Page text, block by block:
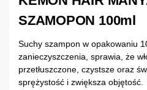
SZAMOPON 100ml
Suchy szampon w opakowaniu
zanieczyszczenia, sprawia, że
przetłuszczone, czystsze oraz
sprężystość i zwiększa objętość.